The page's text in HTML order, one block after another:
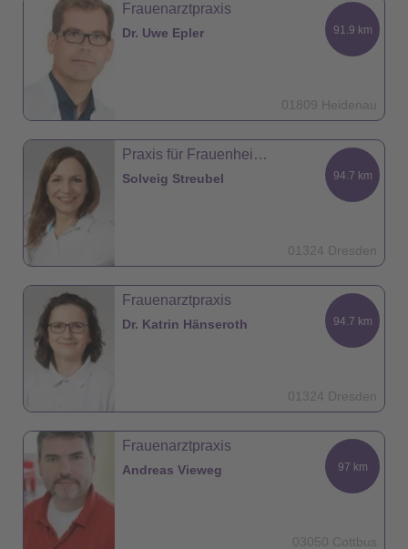
Frauenarztpraxis
Dr. Uwe Epler 91.9 km
01809 Heidenau
Praxis für Frauenheilkunde Dr. Hänseroth
Solveig Streubel 94.7 km
01324 Dresden
Frauenarztpraxis
Dr. Katrin Hänseroth 94.7 km
01324 Dresden
Frauenarztpraxis
Andreas Vieweg 97 km
03050 Cottbus